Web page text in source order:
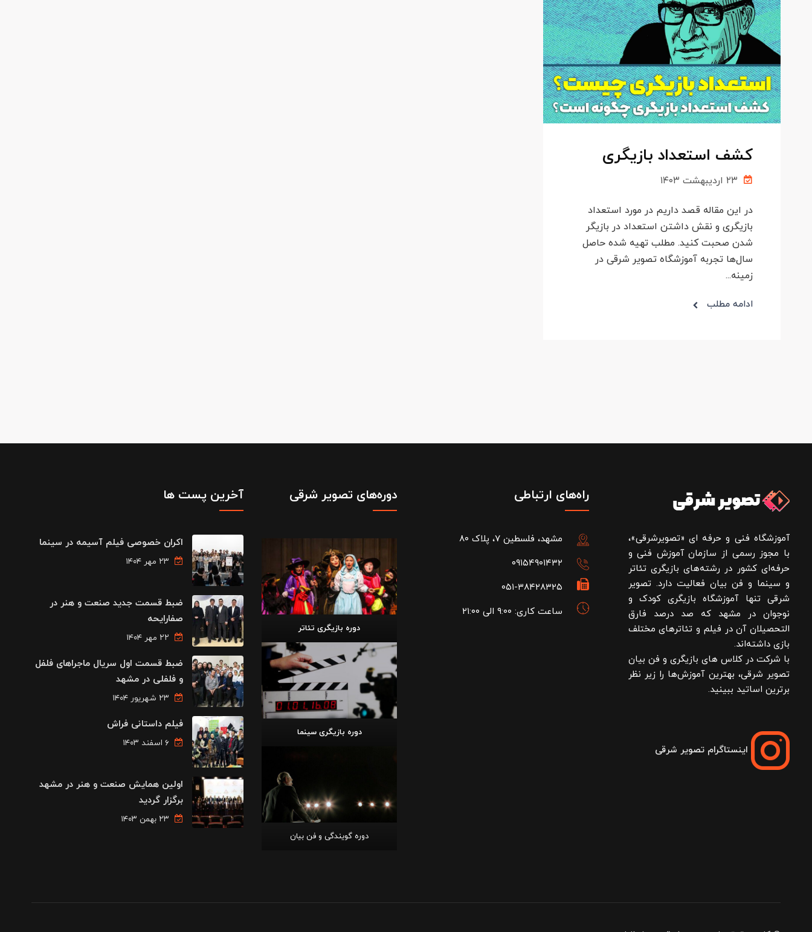
کشف استعداد بازیگری
در این مقاله قصد داریم در مورد استعداد
بازیگری و نقش داشتن استعداد در بازیگر
شدن صحبت کنید. مطلب تهیه شده حاصل
سال‌ها تجربه آموزشگاه تصویر شرقی در
زمینه...
ادامه مطلب
آموزشگاه فنی و حرفه ای «تصویرشرقی»،
با مجوز رسمی از سازمان آموزش فنی و
حرفه‌ای کشور در رشته‌های بازیگری تئاتر
و سینما و فن بیان فعالیت دارد. تصویر
شرقی تنها آموزشگاه بازیگری کودک و
نوجوان در مشهد که صد درصد فارق
التحصیلان آن در فیلم و تئاترهای مختلف
بازی داشته‌اند.
با شرکت در کلاس های بازیگری و فن بیان
تصویر شرقی، بهترین آموزش‌ها را زیر نظر
برترین اساتید ببینید.
اینستاگرام تصویر شرقی
راه‌های ارتباطی
مشهد، فلسطین ۷، پلاک ۸۰
۰۹۱۵۴۹۰۱۴۳۲
۰۵۱-۳۸۴۲۸۳۲۵
ساعت کاری: ۹:۰۰ الی ۲۱:۰۰
دوره‌های تصویر شرقی
دوره بازیگری تئاتر
دوره بازیگری سینما
دوره گویندگی و فن بیان
آخرین پست ها
اکران خصوصی فیلم آسیمه در سینما
ضبط قسمت جدید صنعت و هنر در
صفارایحه
ضبط قسمت اول سریال ماجراهای فلفل
و فلفلی در مشهد
فیلم داستانی فراش
اولین همایش صنعت و هنر در مشهد
برگزار گردید